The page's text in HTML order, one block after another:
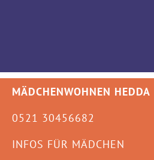
MÄDCHENWOHNEN HEDDA
0521 30456682
INFOS FÜR MÄDCHEN